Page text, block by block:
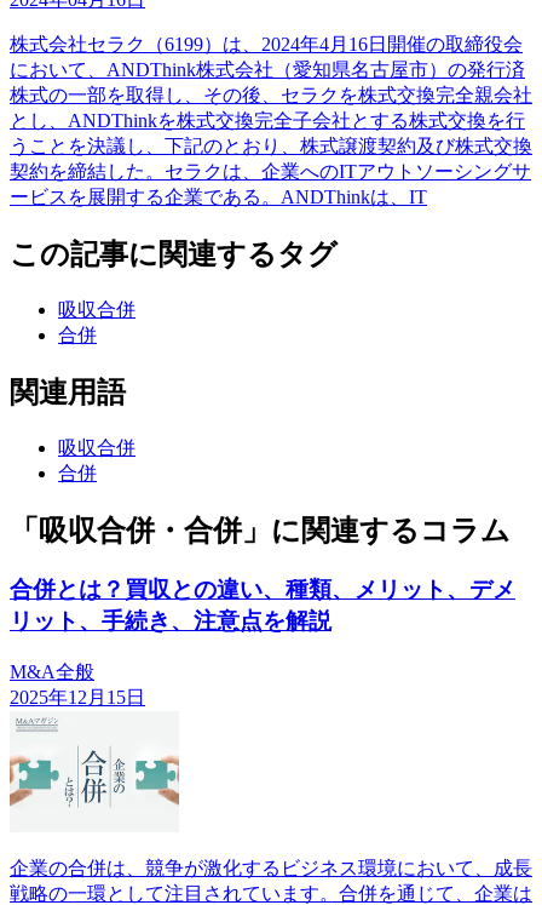
株式会社セラク（6199）は、2024年4月16日開催の取締役会
において、ANDThink株式会社（愛知県名古屋市）の発行済
株式の一部を取得し、その後、セラクを株式交換完全親会社
とし、ANDThinkを株式交換完全子会社とする株式交換を行
うことを決議し、下記のとおり、株式譲渡契約及び株式交換
契約を締結した。セラクは、企業へのITアウトソーシングサ
ービスを展開する企業である。ANDThinkは、IT
この記事に関連するタグ
吸収合併
合併
関連用語
吸収合併
合併
「吸収合併・合併」に関連するコラム
合併とは？買収との違い、種類、メリット、デメ
リット、手続き、注意点を解説
M&A全般
2025年12月15日
企業の合併は、競争が激化するビジネス環境において、成長
戦略の一環として注目されています。合併を通じて、企業は